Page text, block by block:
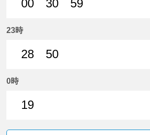
00
30
59
23時
28
50
0時
19